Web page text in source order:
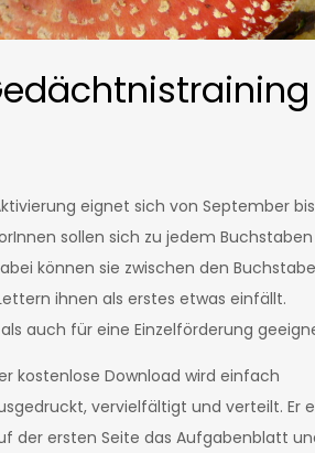
eignet sich von September bis
sollen sich zu jedem
können sie zwischen den
ihnen als erstes etwas einfällt.
auch für eine Einzelförderung
kostenlose Download wird einfach
vervielfältigt und verteilt. Er
der ersten Seite das Aufgabenblatt